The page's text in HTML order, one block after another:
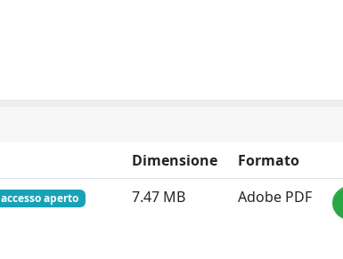
Dimensione
Formato
accesso aperto 7.47 MB Adobe PDF